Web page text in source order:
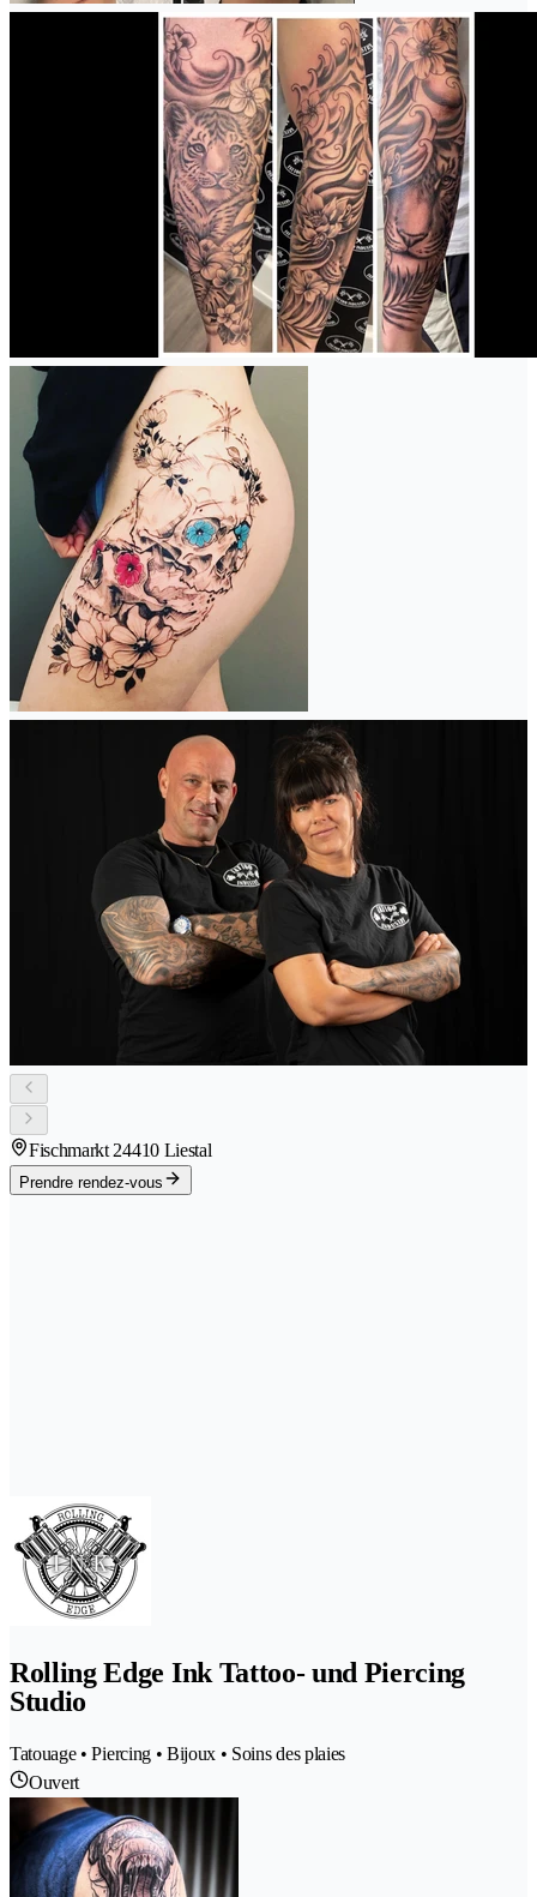
Fischmarkt 24410 Liestal
Prendre rendez-vous
Rolling Edge Ink Tattoo- und Piercing
Studio
Tatouage • Piercing • Bijoux • Soins des plaies
Ouvert